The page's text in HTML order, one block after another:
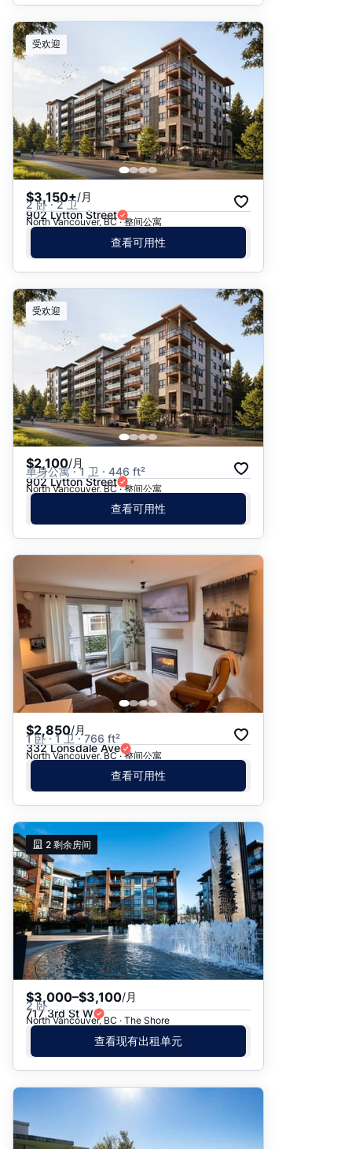
受欢迎
$3,150+/月
2 卧 · 2 卫
902 Lytton Street
North Vancouver, BC · 整间公寓
查看可用性
受欢迎
$2,100/月
单身公寓 · 1 卫 · 446 ft²
902 Lytton Street
North Vancouver, BC · 整间公寓
查看可用性
$2,850/月
1 卧 · 1 卫 · 766 ft²
332 Lonsdale Ave
North Vancouver, BC · 整间公寓
查看可用性
2 剩余房间
$3,000–$3,100/月
2 卧
717 3rd St W
North Vancouver, BC · The Shore
查看现有出租单元